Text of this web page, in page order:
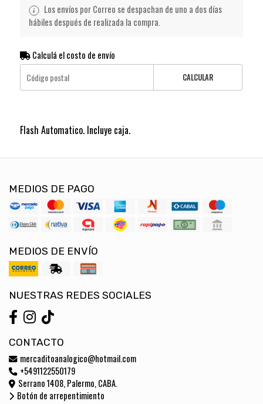
Los envíos por Correo se despachan de uno a dos días
hábiles después de realizada la compra.
Calculá el costo de envío
CALCULAR
Flash Automatico. Incluye caja.
MEDIOS DE PAGO
MEDIOS DE ENVÍO
NUESTRAS REDES SOCIALES
CONTACTO
mercaditoanalogico@hotmail.com
+5491122550179
Serrano 1408, Palermo, CABA.
Botón de arrepentimiento